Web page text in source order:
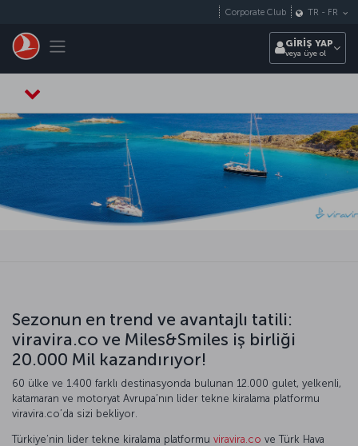
Toggle navigation
Corporate Club TR - FR
GİRİŞ YAP
veya üye ol
Sezonun en trend ve avantajlı tatili:
viravira.co ve Miles&Smiles iş birliği
20.000 Mil kazandırıyor!
60 ülke ve 1.400 farklı destinasyonda bulunan 12.000 gulet, yelkenli,
katamaran ve motoryat Avrupa’nın lider tekne kiralama platformu
viravira.co’da sizi bekliyor.
Türkiye’nin lider tekne kiralama platformu viravira.co ve Türk Hava